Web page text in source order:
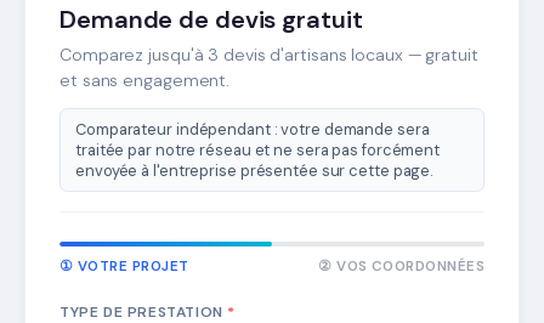
Demande de devis gratuit
Comparez jusqu'à 3 devis d'artisans locaux — gratuit
et sans engagement.
Comparateur indépendant : votre demande sera
traitée par notre réseau et ne sera pas forcément
envoyée à l'entreprise présentée sur cette page.
① VOTRE PROJET ② VOS COORDONNÉES
TYPE DE PRESTATION *